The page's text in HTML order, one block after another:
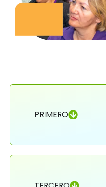
PRIMERO